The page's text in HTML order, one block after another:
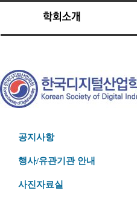
공지사항
행사/유관기관 안내
사진자료실